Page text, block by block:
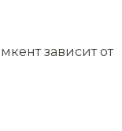
зависит от